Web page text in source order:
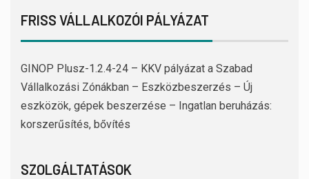
FRISS VÁLLALKOZÓI PÁLYÁZAT
GINOP Plusz-1.2.4-24 – KKV pályázat a Szabad
Vállalkozási Zónákban – Eszközbeszerzés – Új
eszközök, gépek beszerzése – Ingatlan beruházás:
korszerűsítés, bővítés
SZOLGÁLTATÁSOK